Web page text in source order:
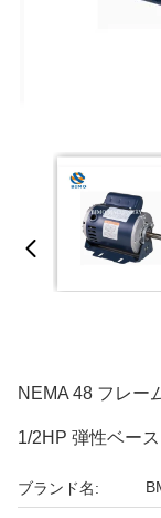
NEMA 48 フレー
1/2HP 弾性ベー
ブランド名: